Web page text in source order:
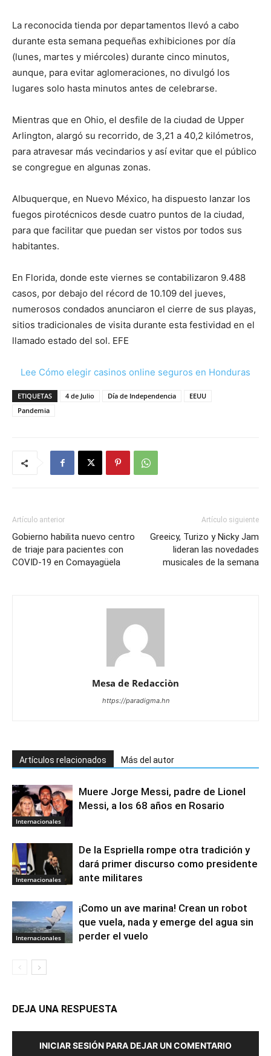
La reconocida tienda por departamentos llevó a cabo
durante esta semana pequeñas exhibiciones por día
(lunes, martes y miércoles) durante cinco minutos,
aunque, para evitar aglomeraciones, no divulgó los
lugares solo hasta minutos antes de celebrarse.
Mientras que en Ohio, el desfile de la ciudad de Upper
Arlington, alargó su recorrido, de 3,21 a 40,2 kilómetros,
para atravesar más vecindarios y así evitar que el público
se congregue en algunas zonas.
Albuquerque, en Nuevo México, ha dispuesto lanzar los
fuegos pirotécnicos desde cuatro puntos de la ciudad,
para que facilitar que puedan ser vistos por todos sus
habitantes.
En Florida, donde este viernes se contabilizaron 9.488
casos, por debajo del récord de 10.109 del jueves,
numerosos condados anunciaron el cierre de sus playas,
sitios tradicionales de visita durante esta festividad en el
llamado estado del sol. EFE
Lee Cómo elegir casinos online seguros en Honduras
ETIQUETAS 4 de Julio Día de Independencia
EEUU
Pandemia
Artículo anterior
Gobierno habilita nuevo centro
de triaje para pacientes con
COVID-19 en Comayagüela
Artículo siguiente
Greeicy, Turizo y Nicky Jam
lideran las novedades
musicales de la semana
Mesa de Redacciòn
https://paradigma.hn
Artículos relacionados Más del autor
Internacionales
Muere Jorge Messi, padre de Lionel
Messi, a los 68 años en Rosario
Internacionales
De la Espriella rompe otra tradición y
dará primer discurso como presidente
ante militares
Internacionales
¡Como un ave marina! Crean un robot
que vuela, nada y emerge del agua sin
perder el vuelo
DEJA UNA RESPUESTA
INICIAR SESIÓN PARA DEJAR UN COMENTARIO